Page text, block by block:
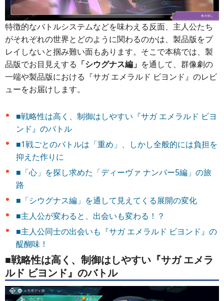
特徴的なバトルシステムなどを味わえる反面、主人公たち
がそれぞれの世界とどのように関わるのかは、製品版をプ
レイしないと掴み難い面もあります。そこで本稿では、製
品版でお目見えする 「シウグナス編」 を通して、群像劇の
一端や製品版における『サガ エメラルド ビヨンド』のレビ
ューをお届けします。
■戦略性は高く、制御はしやすい『サガ エメラルド ビヨ
ンド』のバトル
■1戦ごとのバトルは「重め」、しかし全般的には負担を
抑えた作りに
■「心」を探し求めた「ディーヴァ ナンバー5編」の旅
路
■「シウグナス編」を通して見えてくる展開の変化
■主人公が変わると、出会いも変わる！？
■主人公同士の出会いも『サガ エメラルド ビヨンド』の
醍醐味！
■戦略性は高く、制御はしやすい『サガ エメラ
ルド ビヨンド』のバトル